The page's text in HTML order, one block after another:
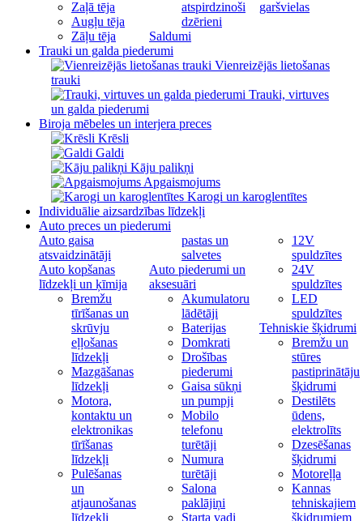
Zaļā tēja
Augļu tēja
Zāļu tēja
atspirdzinoši
dzērieni
Saldumi
garšvielas
Trauki un galda piederumi
Vienreizējās lietošanas
trauki
Trauki, virtuves
un galda piederumi
Biroja mēbeles un interjera preces
Krēsli
Galdi
Kāju palikņi
Apgaismojums
Karogi un karoglentītes
Individuālie aizsardzības līdzekļi
Auto preces un piederumi
Auto gaisa
atsvaidzinātāji
Auto kopšanas
līdzekļi un ķīmija
Bremžu
tīrīšanas un
skrūvju
eļļošanas
līdzekļi
Mazgāšanas
līdzekļi
Motora,
kontaktu un
elektronikas
tīrīšanas
līdzekļi
Pulēšanas
un
atjaunošanas
līdzekļi
pastas un
salvetes
Auto piederumi un
aksesuāri
Akumulatoru
lādētāji
Baterijas
Domkrati
Drošības
piederumi
Gaisa sūkņi
un pumpji
Mobilo
telefonu
turētāji
Numura
turētāji
Salona
paklājiņi
Starta vadi
12V
spuldzītes
24V
spuldzītes
LED
spuldzītes
Tehniskie šķidrumi
Bremžu un
stūres
pastiprinātāju
šķidrumi
Destilēts
ūdens,
elektrolīts
Dzesēšanas
šķidrumi
Motoreļļa
Kannas
tehniskajiem
škidrumiem